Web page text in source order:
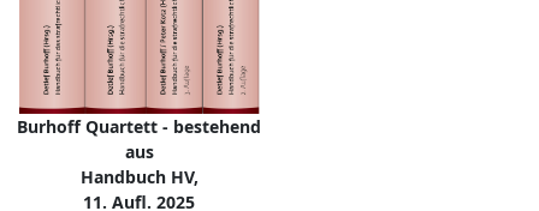
Burhoff Quartett - bestehend
aus
Handbuch HV,
11. Aufl. 2025